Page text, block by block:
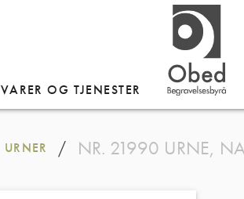
VARER OG TJENESTER
URNER / NR. 21990 URNE,